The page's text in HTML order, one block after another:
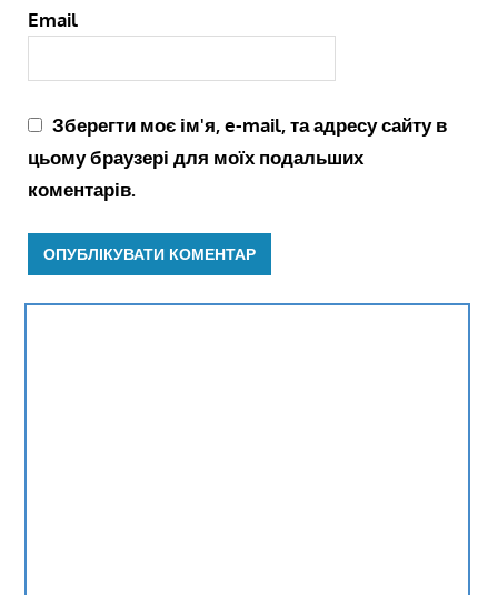
Email
Зберегти моє ім'я, e-mail, та адресу сайту в
цьому браузері для моїх подальших
коментарів.